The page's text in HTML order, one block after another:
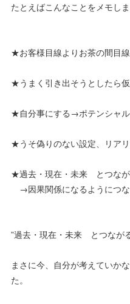
たとえばこんなことをメモしま
★お客様目線よりお茶の間目線
★うまく引き出そうとしたら
★自分事にする→ポテンシャ
★うそ偽りのない設定、リアリ
★過去・現在・未来 とつなが
→因果関係になるようにつ
”過去・現在・未来 とつなが
まさに今、自分が考えていか
た。